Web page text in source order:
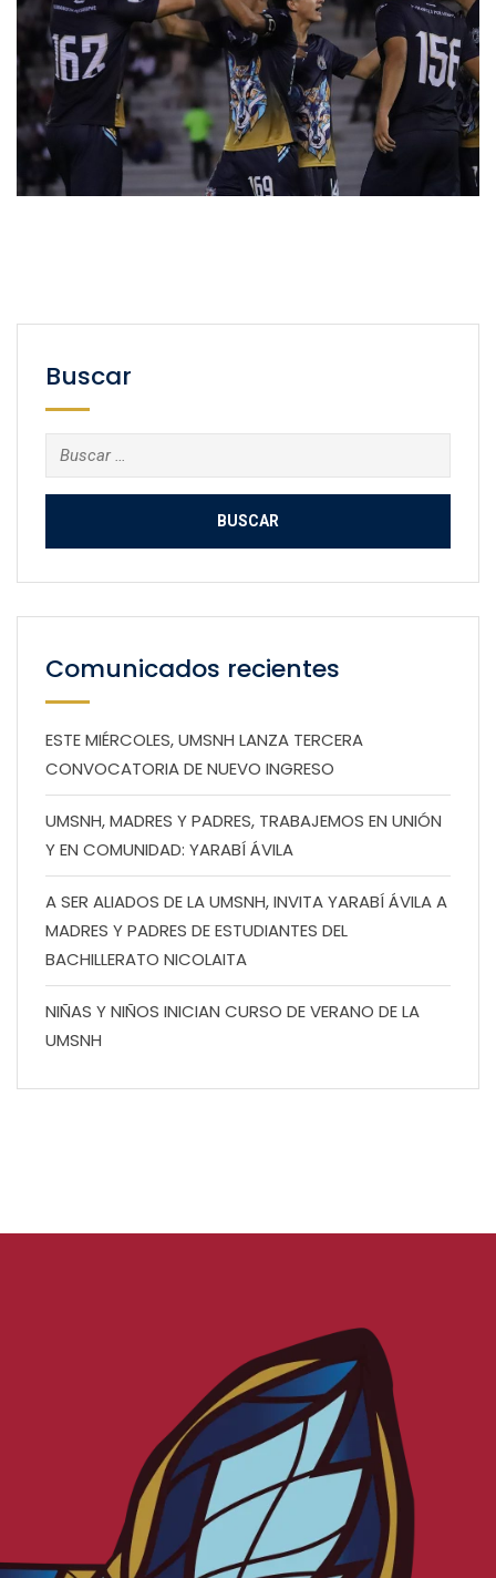
Buscar
Buscar:
Comunicados recientes
ESTE MIÉRCOLES, UMSNH LANZA TERCERA
CONVOCATORIA DE NUEVO INGRESO
UMSNH, MADRES Y PADRES, TRABAJEMOS EN UNIÓN
Y EN COMUNIDAD: YARABÍ ÁVILA
A SER ALIADOS DE LA UMSNH, INVITA YARABÍ ÁVILA A
MADRES Y PADRES DE ESTUDIANTES DEL
BACHILLERATO NICOLAITA
NIÑAS Y NIÑOS INICIAN CURSO DE VERANO DE LA
UMSNH